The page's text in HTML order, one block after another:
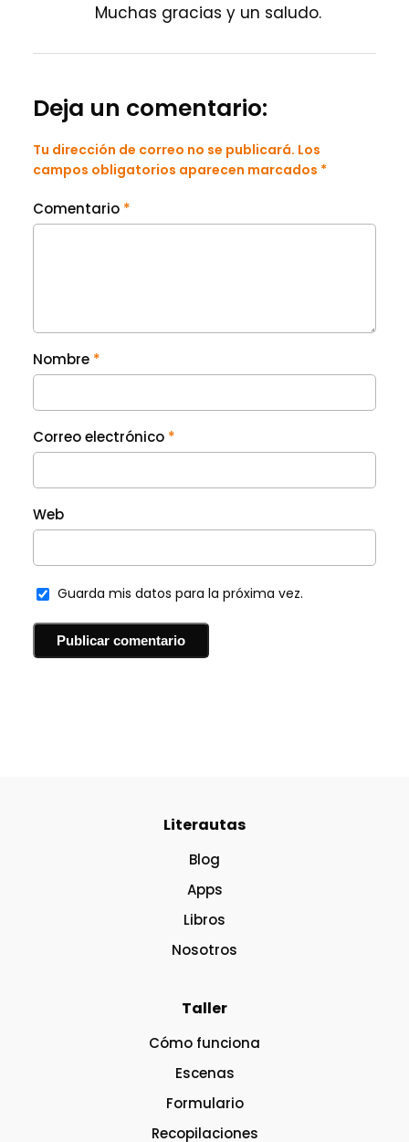
Muchas gracias y un saludo.
Deja un comentario:
Tu dirección de correo no se publicará. Los
campos obligatorios aparecen marcados *
Comentario *
Nombre *
Correo electrónico *
Web
Guarda mis datos para la próxima vez.
Literautas
Blog
Apps
Libros
Nosotros
Taller
Cómo funciona
Escenas
Formulario
Recopilaciones